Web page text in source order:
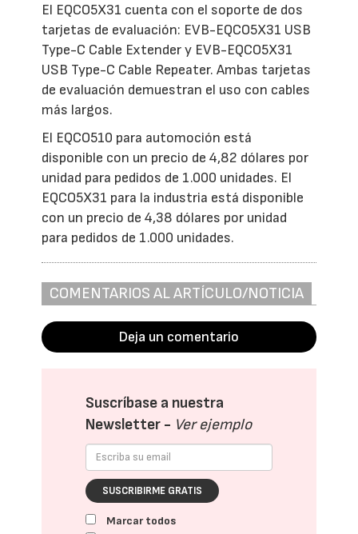
El EQCO5X31 cuenta con el soporte de dos
tarjetas de evaluación: EVB-EQCO5X31 USB
Type-C Cable Extender y EVB-EQCO5X31
USB Type-C Cable Repeater. Ambas tarjetas
de evaluación demuestran el uso con cables
más largos.
El EQCO510 para automoción está
disponible con un precio de 4,82 dólares por
unidad para pedidos de 1.000 unidades. El
EQCO5X31 para la industria está disponible
con un precio de 4,38 dólares por unidad
para pedidos de 1.000 unidades.
COMENTARIOS AL ARTÍCULO/NOTICIA
Deja un comentario
Suscríbase a nuestra
Newsletter - Ver ejemplo
SUSCRIBIRME GRATIS
Marcar todos